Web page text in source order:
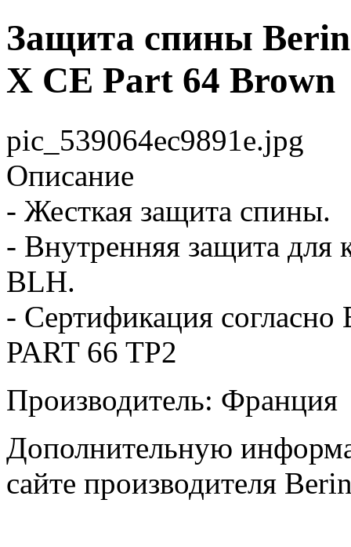
Защита спины
X CE Part 64 Brown
pic_539064ec9891e.jpg
Описание
- Жесткая защита спины.
- Внутренняя защита
BLH.
- Сертификация согласно
PART 66 TP2
Производитель: Франция
Дополнительную
сайте производителя